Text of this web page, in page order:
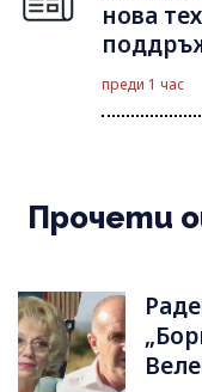
нова
преди 1 час
Прочети